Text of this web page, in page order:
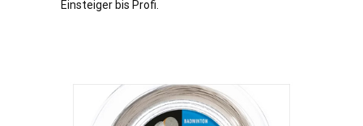
Einsteiger bis Profi.